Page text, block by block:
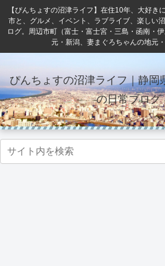
【ぴんちょすの沼津ライフ】在住10年、大好き
市と、グルメ、イベント、ラブライブ、楽しい
ログ。周辺市町（富士・富士宮・三島・函南・
元・新潟、妻まぐろちゃんの地元・
ぴんちょすの沼津ライフ｜静岡
の日常ブログ